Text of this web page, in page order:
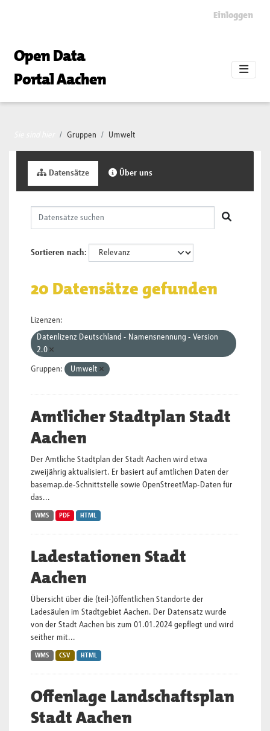
Einloggen
Open Data
Portal Aachen
Gruppen Umwelt
Datensätze Über uns
Sortieren nach
20 Datensätze gefunden
Lizenzen:
Datenlizenz Deutschland - Namensnennung - Version
2.0
Gruppen: Umwelt
Amtlicher Stadtplan Stadt
Aachen
Der Amtliche Stadtplan der Stadt Aachen wird etwa
zweijährig aktualisiert. Er basiert auf amtlichen Daten der
basemap.de-Schnittstelle sowie OpenStreetMap-Daten für
das...
WMS PDF HTML
Ladestationen Stadt
Aachen
Übersicht über die (teil-)öffentlichen Standorte der
Ladesäulen im Stadtgebiet Aachen. Der Datensatz wurde
von der Stadt Aachen bis zum 01.01.2024 gepflegt und wird
seither mit...
WMS CSV HTML
Offenlage Landschaftsplan
Stadt Aachen